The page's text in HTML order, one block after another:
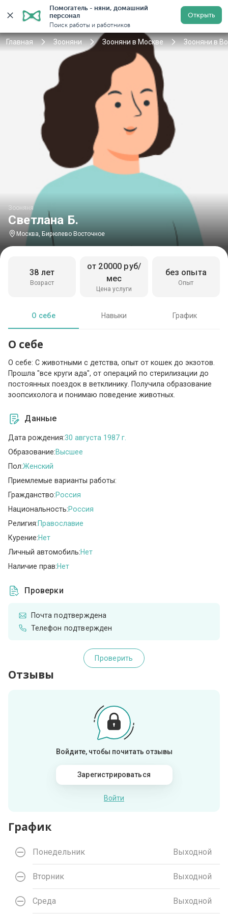
Помогатель - няни, домашний
персонал
Поиск работы и работников
Открыть
Регистрация
Главная Зооняни Зооняни в Москве Зооняни в
Светлана Б.
Зооняня
Москва, Бирюлево Восточное
Возраст
38 лет
Цена услуги
от 20000 руб/
мес
Опыт
без опыта
О себе Навыки График
О себе
О себе: С животными с детства, опыт от кошек до экзотов.
Прошла "все круги ада", от операций по стерилизации до
постоянных поездок в ветклинику. Получила образование
зоопсихолога и понимаю поведение животных.
Данные
Дата рождения:30 августа 1987 г.
Образование:Высшее
Пол:Женский
Приемлемые варианты работы:
Гражданство:Россия
Национальность:Россия
Религия:Православие
Курение:Нет
Личный автомобиль:Нет
Наличие прав:Нет
Проверки
Почта подтверждена
Телефон подтвержден
Проверить
Отзывы
Войдите, чтобы почитать отзывы
Зарегистрироваться
Войти
График
Понедельник Выходной
Вторник Выходной
Среда Выходной